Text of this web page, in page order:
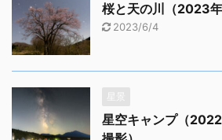
桜と天の川（2023年
2023/6/4
星景
星空キャンプ（